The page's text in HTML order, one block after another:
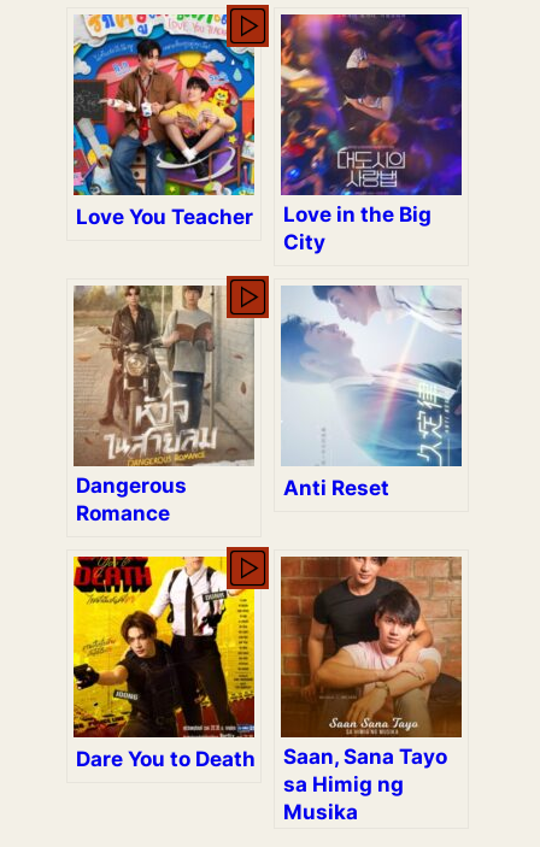
Love You Teacher
Love in the Big
City
Dangerous
Romance
Anti Reset
Dare You to Death
Saan, Sana Tayo
sa Himig ng
Musika